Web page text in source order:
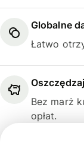
Globalne
Łatwo
Bez marż
opłat.